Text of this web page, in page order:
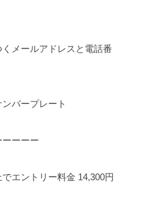
メールアドレスと電話番
バープレート
ーーー
でエントリー料金 14,300円